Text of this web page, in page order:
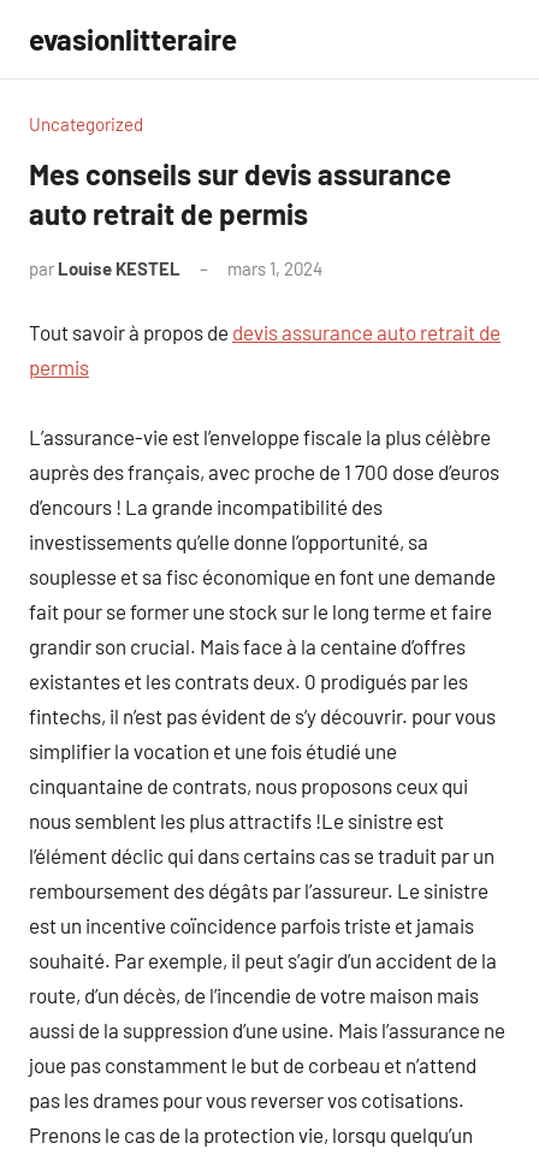
contenu
evasionlitteraire
Uncategorized
Mes conseils sur devis assurance
auto retrait de permis
par Louise KESTEL mars 1, 2024
Tout savoir à propos de devis assurance auto retrait de
permis
L’assurance-vie est l’enveloppe fiscale la plus célèbre
auprès des français, avec proche de 1 700 dose d’euros
d’encours ! La grande incompatibilité des
investissements qu’elle donne l’opportunité, sa
souplesse et sa fisc économique en font une demande
fait pour se former une stock sur le long terme et faire
grandir son crucial. Mais face à la centaine d’offres
existantes et les contrats deux. 0 prodigués par les
fintechs, il n’est pas évident de s’y découvrir. pour vous
simplifier la vocation et une fois étudié une
cinquantaine de contrats, nous proposons ceux qui
nous semblent les plus attractifs !Le sinistre est
l’élément déclic qui dans certains cas se traduit par un
remboursement des dégâts par l’assureur. Le sinistre
est un incentive coïncidence parfois triste et jamais
souhaité. Par exemple, il peut s’agir d’un accident de la
route, d’un décès, de l’incendie de votre maison mais
aussi de la suppression d’une usine. Mais l’assurance ne
joue pas constamment le but de corbeau et n’attend
pas les drames pour vous reverser vos cotisations.
Prenons le cas de la protection vie, lorsqu quelqu’un